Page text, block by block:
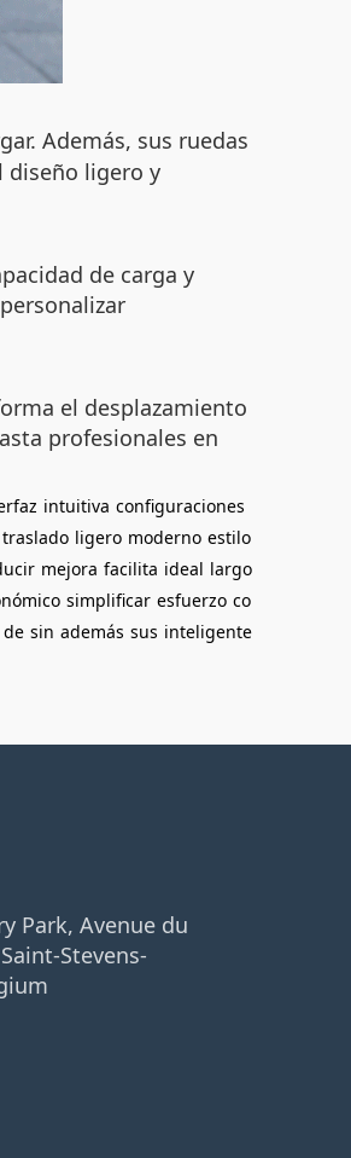
Además, sus ruedas
diseño ligero y
de carga y
el desplazamiento
profesionales en
intuitiva configuraciones
traslado ligero moderno estilo
mejora facilita ideal largo
simplificar esfuerzo co
de sin además sus inteligente
Park, Avenue du
Stevens-